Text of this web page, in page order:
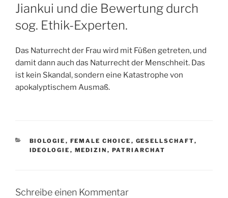
Jiankui und die Bewertung durch
sog. Ethik-Experten.
Das Naturrecht der Frau wird mit Füßen getreten, und
damit dann auch das Naturrecht der Menschheit. Das
ist kein Skandal, sondern eine Katastrophe von
apokalyptischem Ausmaß.
KATEGORIEN
BIOLOGIE , FEMALE CHOICE , GESELLSCHAFT,
IDEOLOGIE , MEDIZIN , PATRIARCHAT
Schreibe einen Kommentar